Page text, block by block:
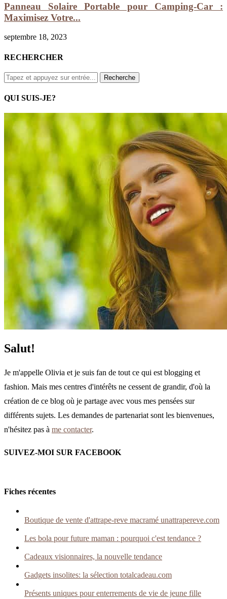
Panneau Solaire Portable pour Camping-Car :
Maximisez Votre...
septembre 18, 2023
RECHERCHER
QUI SUIS-JE?
Salut!
Je m'appelle Olivia et je suis fan de tout ce qui est blogging et
fashion. Mais mes centres d'intérêts ne cessent de grandir, d'où la
création de ce blog où je partage avec vous mes pensées sur
différents sujets. Les demandes de partenariat sont les bienvenues,
n'hésitez pas à me contacter.
SUIVEZ-MOI SUR FACEBOOK
Fiches récentes
Boutique de vente d'attrape-reve macramé unattrapereve.com
Les bola pour future maman : pourquoi c'est tendance ?
Cadeaux visionnaires, la nouvelle tendance
Gadgets insolites: la sélection totalcadeau.com
Présents uniques pour enterrements de vie de jeune fille